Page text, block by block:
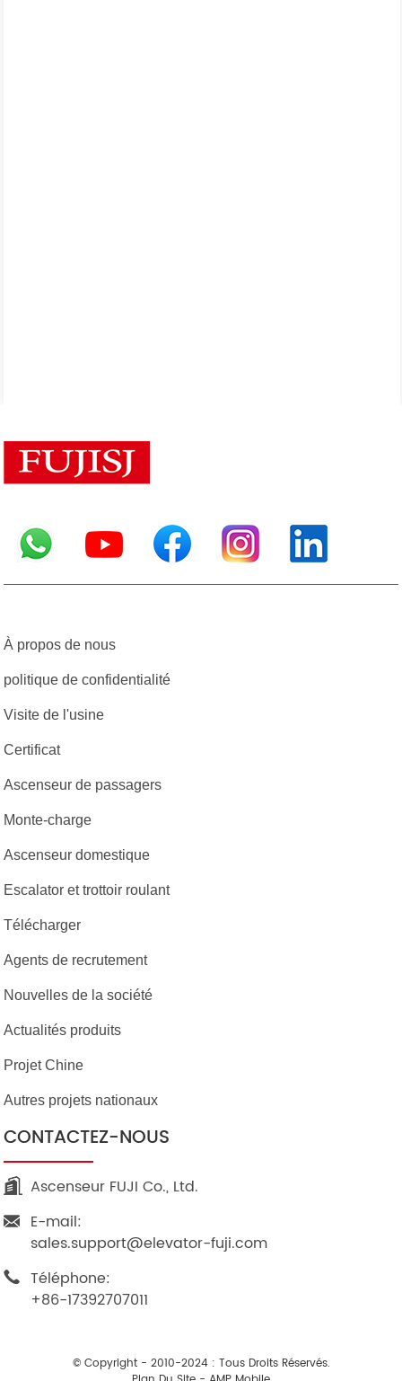
À propos de nous
politique de confidentialité
Visite de l'usine
Certificat
Ascenseur de passagers
Monte-charge
Ascenseur domestique
Escalator et trottoir roulant
Télécharger
Agents de recrutement
Nouvelles de la société
Actualités produits
Projet Chine
Autres projets nationaux
CONTACTEZ-NOUS
Ascenseur FUJI Co., Ltd.
E-mail:
sales.support@elevator-fuji.com
Téléphone:
+86-17392707011
© Copyright - 2010-2024 : Tous Droits Réservés.